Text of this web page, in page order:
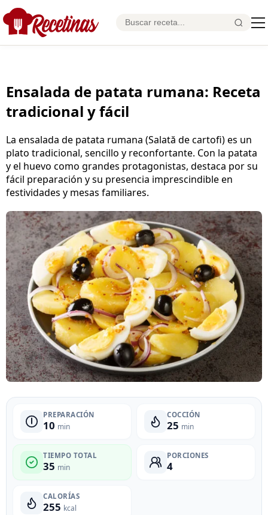
Ensalada de patata rumana: Receta
tradicional y fácil
La ensalada de patata rumana (Salată de cartofi) es un
plato tradicional, sencillo y reconfortante. Con la patata
y el huevo como grandes protagonistas, destaca por su
fácil preparación y su presencia imprescindible en
festividades y mesas familiares.
PREPARACIÓN
10 min
COCCIÓN
25 min
TIEMPO TOTAL
35 min
PORCIONES
4
CALORÍAS
255 kcal